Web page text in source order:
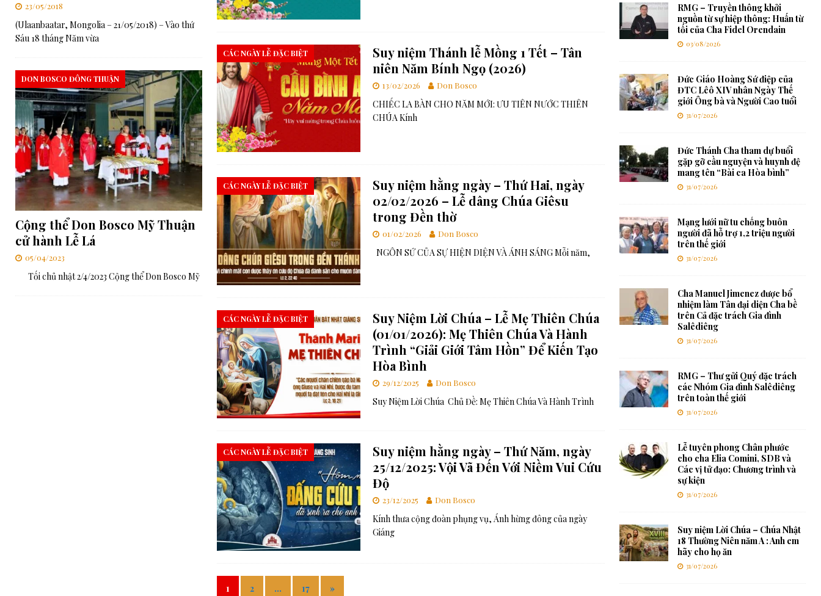
CÁC NGÀY LỄ ĐẶC BIỆT
Suy niệm Thánh lễ Mồng 1 Tết – Tân
niên Năm Bính Ngọ (2026)
13/02/2026 Don Bosco
CHIẾC LA BÀN CHO NĂM MỚI: ƯU TIÊN NƯỚC THIÊN
CHÚA Kính
CÁC NGÀY LỄ ĐẶC BIỆT
Suy niệm hằng ngày – Thứ Hai, ngày
02/02/2026 – Lễ dâng Chúa Giêsu
trong Đền thờ
01/02/2026 Don Bosco
NGÔN SỨ CỦA SỰ HIỆN DIỆN VÀ ÁNH SÁNG Mỗi năm,
CÁC NGÀY LỄ ĐẶC BIỆT
Suy Niệm Lời Chúa – Lễ Mẹ Thiên Chúa
(01/01/2026): Mẹ Thiên Chúa Và Hành
Trình “Giải Giới Tâm Hồn” Để Kiến Tạo
Hòa Bình
29/12/2025 Don Bosco
Suy Niệm Lời Chúa Chủ Đề: Mẹ Thiên Chúa Và Hành Trình
CÁC NGÀY LỄ ĐẶC BIỆT
Suy niệm hằng ngày – Thứ Năm, ngày
25/12/2025: Vội Vã Đến Với Niềm Vui Cứu
Độ
23/12/2025 Don Bosco
Kính thưa cộng đoàn phụng vụ, Ánh hừng đông của ngày
Giáng
1 2 … 17 »
23/05/2018
(Ulaanbaatar, Mongolia – 21/05/2018) – Vào thứ
Sáu 18 tháng Năm vừa
Cộng thể Don Bosco Mỹ Thuận
cử hành Lễ Lá
DON BOSCO ĐÔNG THUẬN
05/04/2023
Tối chủ nhật 2/4/2023 Cộng thể Don Bosco Mỹ
RMG – Truyền thông khởi
nguồn từ sự hiệp thông: Huấn từ
tối của Cha Fidel Orendain
03/08/2026
Đức Giáo Hoàng Sứ điệp của
ĐTC Lêô XIV nhân Ngày Thế
giới Ông bà và Người Cao tuổi
31/07/2026
Đức Thánh Cha tham dự buổi
gặp gỡ cầu nguyện và huynh đệ
mang tên “Bài ca Hòa bình”
31/07/2026
Mạng lưới nữ tu chống buôn
người đã hỗ trợ 1,2 triệu người
trên thế giới
31/07/2026
Cha Manuel Jimenez được bổ
nhiệm làm Tân đại diện Cha bề
trên Cả đặc trách Gia đình
Salêdiêng
31/07/2026
RMG – Thư gửi Quý đặc trách
các Nhóm Gia đình Salêdiêng
trên toàn thế giới
31/07/2026
Lễ tuyên phong Chân phước
cho cha Elia Comini, SDB và
Các vị tử đạo: Chương trình và
sự kiện
31/07/2026
Suy niệm Lời Chúa – Chúa Nhật
18 Thường Niên năm A : Anh em
hãy cho họ ăn
31/07/2026